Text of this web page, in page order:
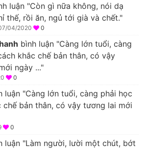
luận "Còn gì nữa không, nói dạ
thế, rồi ăn, ngủ tới già và chết."
04/2020 0
bình luận "Càng lớn tuổi, càng
khắc chế bản thân, có vậy
ngày ..."
0
luận "Càng lớn tuổi, càng phải học
chế bản thân, có vậy tương lai mới
0
luận "Làm người, lười một chút, bớt